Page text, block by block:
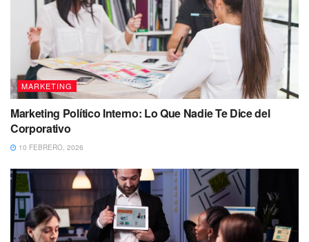
MARKETING
Marketing Político Interno: Lo Que Nadie Te Dice del
Corporativo
10 FEBRERO, 2026